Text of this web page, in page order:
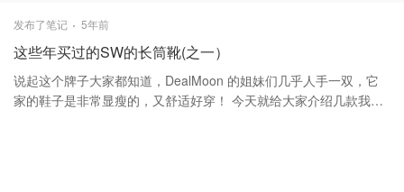
牌简介 这个的外套品牌以法国格勒诺布尔附近美丽的阿尔卑斯山小
1952年首次亮相，推出了缝睡袋和羽绒服，偶受到明星博主们的喜
欢而走红。如今，Moncler的向外的设计范围更广,包括男女，儿童
的aprés滑雪款式以及鞋子和冬季配饰。 谢谢大家的喜欢和支持。❤️
发布了笔记 5年前
这些年买过的SW的长筒靴(之一）
说起这个牌子大家都知道，DealMoon 的姐妹们几乎人手一双，它
家的鞋子是非常显瘦的，又舒适好穿！ 今天就给大家介绍几款我入